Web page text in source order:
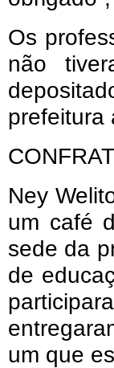
Os
não
prefeitura
Ney
um café
sede da
de
um que